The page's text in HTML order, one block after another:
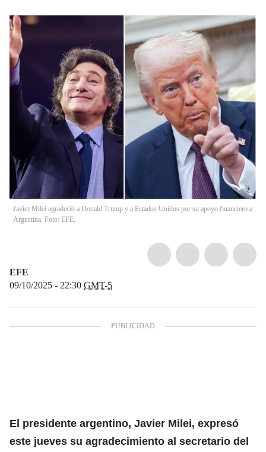
Javier Milei agradeció a Donald Trump y a Estados Unidos por su apoyo financiero a
Argentina. Foto: EFE.
EFE
09/10/2025 - 22:30 GMT-5
El presidente argentino, Javier Milei, expresó
este jueves su agradecimiento al secretario del